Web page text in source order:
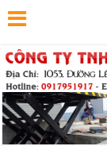
Chống
lật
Romooc
Chống
Romooc
Chống
lật
Romooc
Chống
lật
lật
Romooc
lật
Romooc